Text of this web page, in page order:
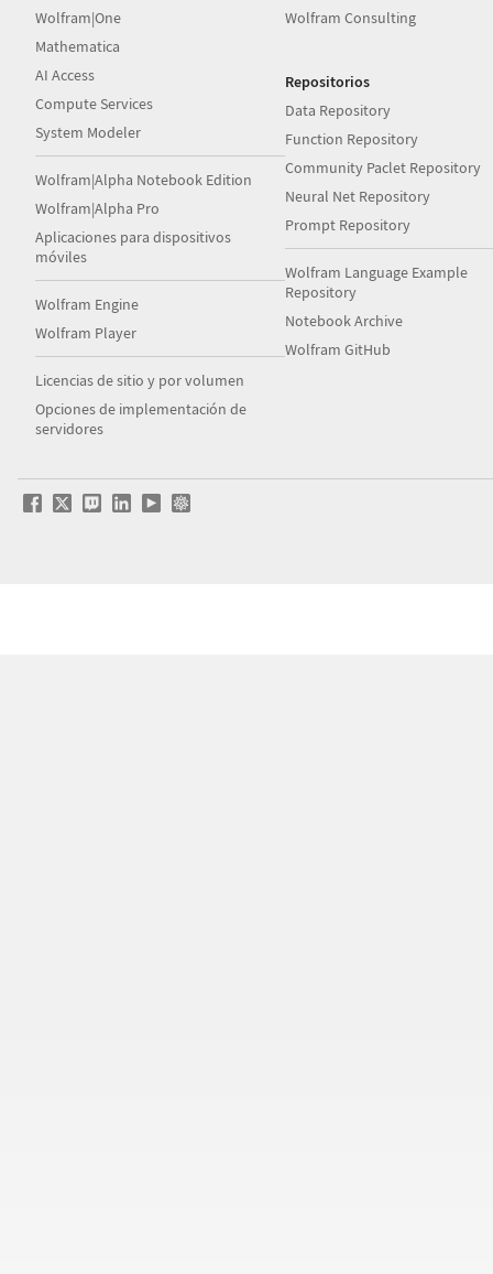
Wolfram|One
Mathematica
AI Access
Compute Services
System Modeler
Wolfram|Alpha Notebook Edition
Wolfram|Alpha Pro
Aplicaciones para dispositivos
móviles
Wolfram Engine
Wolfram Player
Licencias de sitio y por volumen
Opciones de implementación de
servidores
Wolfram Consulting
Repositorios
Data Repository
Function Repository
Community Paclet Repository
Neural Net Repository
Prompt Repository
Wolfram Language Example
Repository
Notebook Archive
Wolfram GitHub